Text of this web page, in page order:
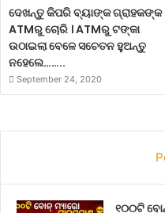
ଦେଖନ୍ତୁ କିପରି ବ୍ୟାଙ୍କ ଗ୍ରାହକଙ୍କ
ATMରୁ ଚୋରି । ATMରୁ ଟଙ୍କା
ଉଠାଇଲା ବେଳେ ସଚେତନ ହୁଅନ୍ତୁ
ନହେଲେ……..
September 24, 2020
୧୦୦ଟି